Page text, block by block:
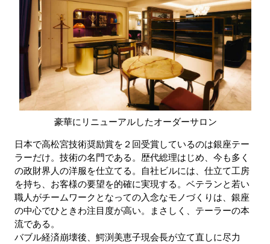
豪華にリニューアルしたオーダーサロン
日本で高松宮技術奨励賞を２回受賞しているのは銀座テー
ラーだけ。技術の名門である。歴代総理はじめ、今も多く
の政財界人の洋服を仕立てる。自社ビルには、仕立て工房
を持ち、お客様の要望を的確に実現する。ベテランと若い
職人がチームワークとなっての入念なモノづくりは、銀座
の中心でひときわ注目度が高い。まさしく、テーラーの本
流である。
バブル経済崩壊後、鰐渕美恵子現会長が立て直しに尽力